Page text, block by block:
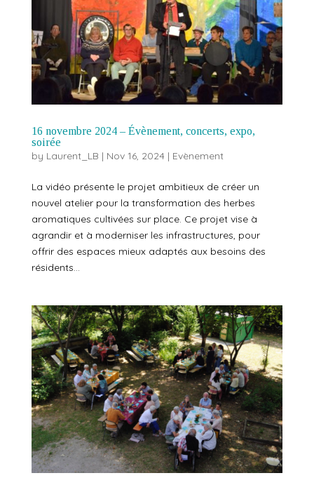
16 novembre 2024 – Évènement, concerts, expo,
soirée
by Laurent_LB | Nov 16, 2024 | Evènement
La vidéo présente le projet ambitieux de créer un
nouvel atelier pour la transformation des herbes
aromatiques cultivées sur place. Ce projet vise à
agrandir et à moderniser les infrastructures, pour
offrir des espaces mieux adaptés aux besoins des
résidents...